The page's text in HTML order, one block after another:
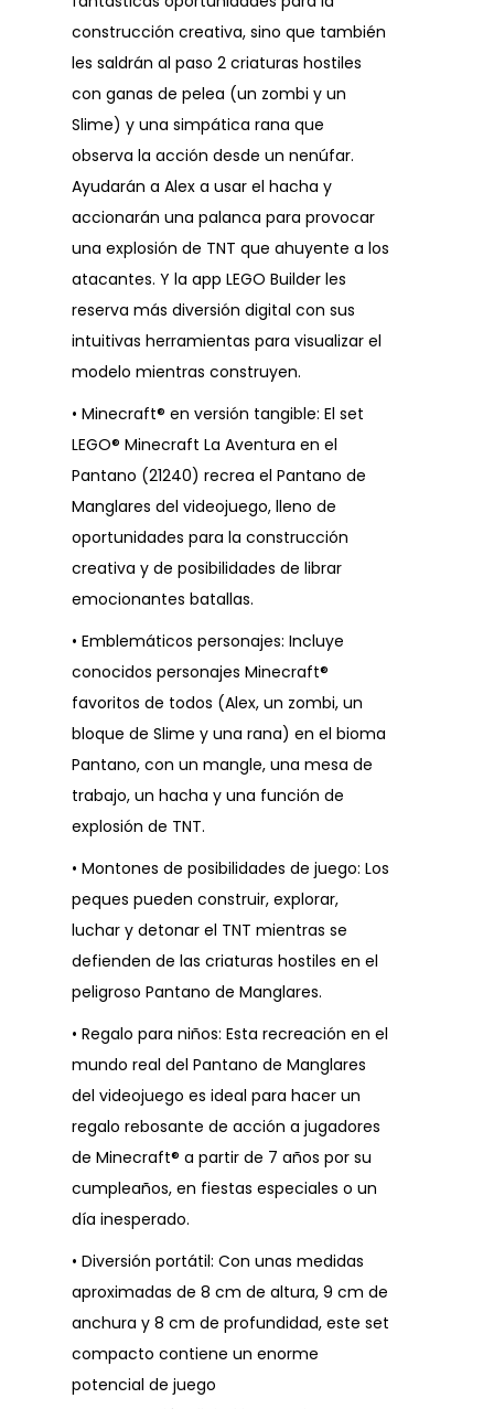
construcción creativa, sino que también
les saldrán al paso 2 criaturas hostiles
con ganas de pelea (un zombi y un
Slime) y una simpática rana que
observa la acción desde un nenúfar.
Ayudarán a Alex a usar el hacha y
accionarán una palanca para provocar
una explosión de TNT que ahuyente a los
atacantes. Y la app LEGO Builder les
reserva más diversión digital con sus
intuitivas herramientas para visualizar el
modelo mientras construyen.
• Minecraft® en versión tangible: El set
LEGO® Minecraft La Aventura en el
Pantano (21240) recrea el Pantano de
Manglares del videojuego, lleno de
oportunidades para la construcción
creativa y de posibilidades de librar
emocionantes batallas.
• Emblemáticos personajes: Incluye
conocidos personajes Minecraft®
favoritos de todos (Alex, un zombi, un
bloque de Slime y una rana) en el bioma
Pantano, con un mangle, una mesa de
trabajo, un hacha y una función de
explosión de TNT.
• Montones de posibilidades de juego: Los
peques pueden construir, explorar,
luchar y detonar el TNT mientras se
defienden de las criaturas hostiles en el
peligroso Pantano de Manglares.
• Regalo para niños: Esta recreación en el
mundo real del Pantano de Manglares
del videojuego es ideal para hacer un
regalo rebosante de acción a jugadores
de Minecraft® a partir de 7 años por su
cumpleaños, en fiestas especiales o un
día inesperado.
• Diversión portátil: Con unas medidas
aproximadas de 8 cm de altura, 9 cm de
anchura y 8 cm de profundidad, este set
compacto contiene un enorme
potencial de juego